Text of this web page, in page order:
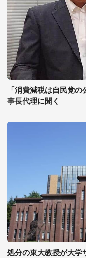
「消費減税は自民党
事長代理に聞く
処分の東大教授が大学